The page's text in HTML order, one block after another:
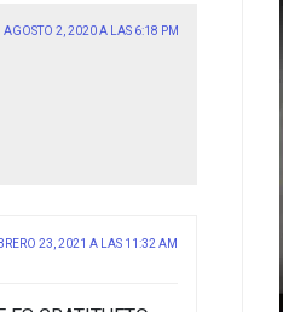
AGOSTO 2, 2020 A LAS 6:18 PM
23, 2021 A LAS 11:32 AM